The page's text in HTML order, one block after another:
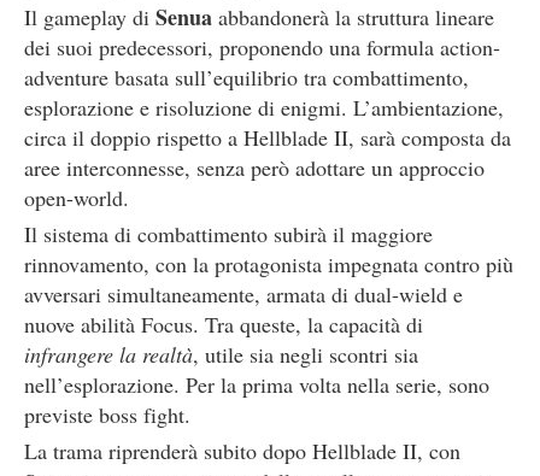
Il gameplay di Senua abbandonerà la struttura lineare
dei suoi predecessori, proponendo una formula action-
adventure basata sull’equilibrio tra combattimento,
esplorazione e risoluzione di enigmi. L’ambientazione,
circa il doppio rispetto a Hellblade II, sarà composta da
aree interconnesse, senza però adottare un approccio
open-world.
Il sistema di combattimento subirà il maggiore
rinnovamento, con la protagonista impegnata contro più
avversari simultaneamente, armata di dual-wield e
nuove abilità Focus. Tra queste, la capacità di
infrangere la realtà, utile sia negli scontri sia
nell’esplorazione. Per la prima volta nella serie, sono
previste boss fight.
La trama riprenderà subito dopo Hellblade II, con